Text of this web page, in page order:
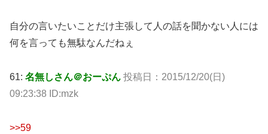
自分の言いたいことだけ主張して人の話を聞かない人には
何を言っても無駄なんだねぇ
61: 名無しさん＠おーぷん 投稿日：2015/12/20(日)
09:23:38 ID:mzk
>>59